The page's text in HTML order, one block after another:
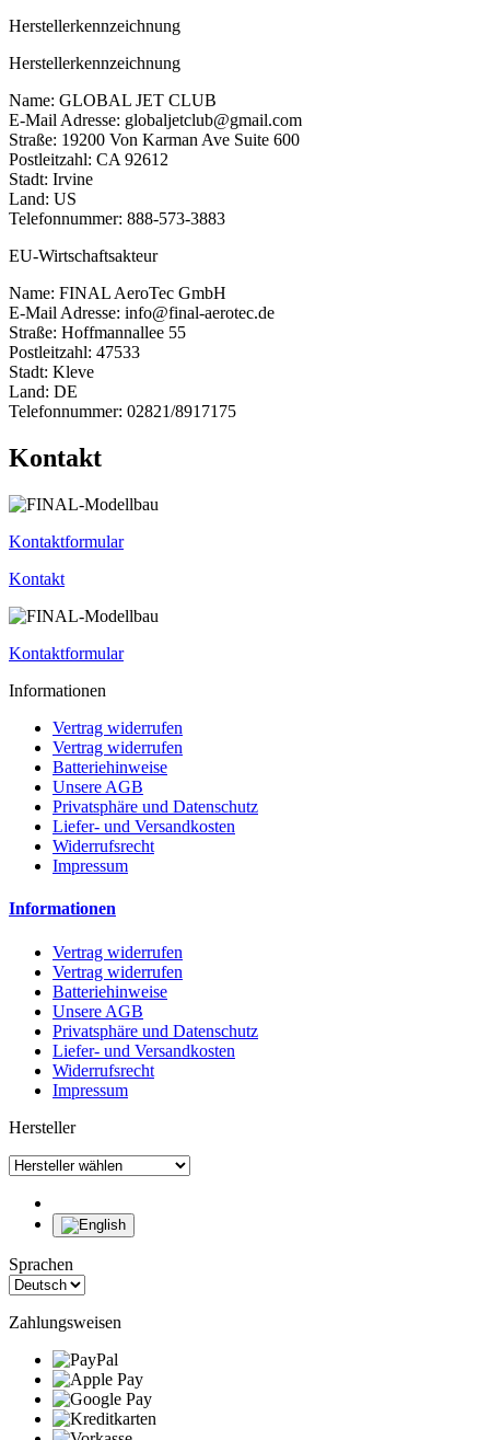
Herstellerkennzeichnung
Herstellerkennzeichnung
Name: GLOBAL JET CLUB
E-Mail Adresse: globaljetclub@gmail.com
Straße: 19200 Von Karman Ave Suite 600
Postleitzahl: CA 92612
Stadt: Irvine
Land: US
Telefonnummer: 888-573-3883
EU-Wirtschaftsakteur
Name: FINAL AeroTec GmbH
E-Mail Adresse: info@final-aerotec.de
Straße: Hoffmannallee 55
Postleitzahl: 47533
Stadt: Kleve
Land: DE
Telefonnummer: 02821/8917175
Kontakt
Kontaktformular
Kontakt
Kontaktformular
Informationen
Vertrag widerrufen
Vertrag widerrufen
Batteriehinweise
Unsere AGB
Privatsphäre und Datenschutz
Liefer- und Versandkosten
Widerrufsrecht
Impressum
Informationen
Vertrag widerrufen
Vertrag widerrufen
Batteriehinweise
Unsere AGB
Privatsphäre und Datenschutz
Liefer- und Versandkosten
Widerrufsrecht
Impressum
Hersteller
Sprachen
Zahlungsweisen